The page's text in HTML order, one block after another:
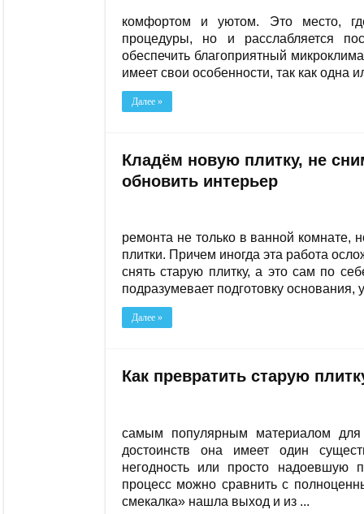
комфортом и уютом. Это место,
процедуры, но и расслабляется
обеспечить благоприятный
имеет свои особенности, так как одна
Далее »
Кладём новую плитку, не
обновить интерьер
ремонта не только в ванной комнате,
плитки. Причем иногда эта работа
снять старую плитку, а это сам по
подразумевает подготовку основания,
Далее »
Как превратить старую
самым популярным материалом
достоинств она имеет один
негодность или просто надоевшую
процесс можно сравнить с
смекалка» нашла выход и из ...